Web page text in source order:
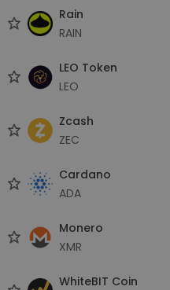
Rain
RAIN
LEO Token
LEO
Zcash
ZEC
Cardano
ADA
Monero
XMR
WhiteBIT Coin